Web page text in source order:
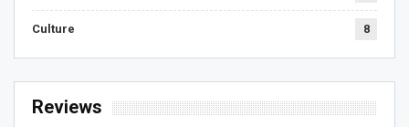
Culture 8
Reviews